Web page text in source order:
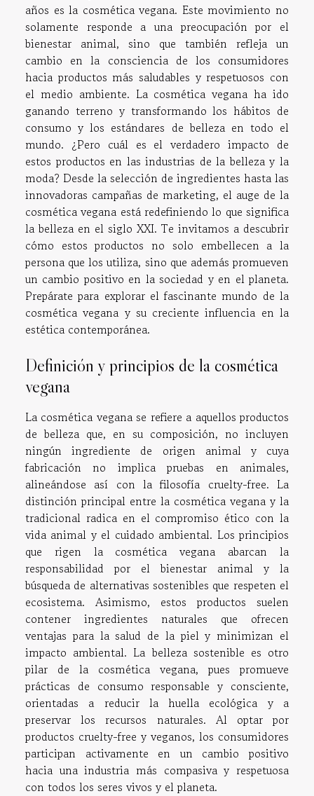
años es la cosmética vegana. Este movimiento no
solamente responde a una preocupación por el
bienestar animal, sino que también refleja un
cambio en la consciencia de los consumidores
hacia productos más saludables y respetuosos con
el medio ambiente. La cosmética vegana ha ido
ganando terreno y transformando los hábitos de
consumo y los estándares de belleza en todo el
mundo. ¿Pero cuál es el verdadero impacto de
estos productos en las industrias de la belleza y la
moda? Desde la selección de ingredientes hasta las
innovadoras campañas de marketing, el auge de la
cosmética vegana está redefiniendo lo que significa
la belleza en el siglo XXI. Te invitamos a descubrir
cómo estos productos no solo embellecen a la
persona que los utiliza, sino que además promueven
un cambio positivo en la sociedad y en el planeta.
Prepárate para explorar el fascinante mundo de la
cosmética vegana y su creciente influencia en la
estética contemporánea.
Definición y principios de la cosmética
vegana
La cosmética vegana se refiere a aquellos productos
de belleza que, en su composición, no incluyen
ningún ingrediente de origen animal y cuya
fabricación no implica pruebas en animales,
alineándose así con la filosofía cruelty-free. La
distinción principal entre la cosmética vegana y la
tradicional radica en el compromiso ético con la
vida animal y el cuidado ambiental. Los principios
que rigen la cosmética vegana abarcan la
responsabilidad por el bienestar animal y la
búsqueda de alternativas sostenibles que respeten el
ecosistema. Asimismo, estos productos suelen
contener ingredientes naturales que ofrecen
ventajas para la salud de la piel y minimizan el
impacto ambiental. La belleza sostenible es otro
pilar de la cosmética vegana, pues promueve
prácticas de consumo responsable y consciente,
orientadas a reducir la huella ecológica y a
preservar los recursos naturales. Al optar por
productos cruelty-free y veganos, los consumidores
participan activamente en un cambio positivo
hacia una industria más compasiva y respetuosa
con todos los seres vivos y el planeta.